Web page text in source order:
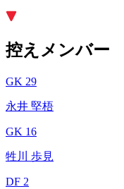
控えメンバー
GK 29
永井 堅梧
GK 16
牲川 歩見
DF 2